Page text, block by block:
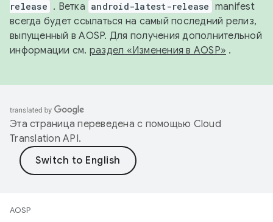
release . Ветка android-latest-release manifest
всегда будет ссылаться на самый последний релиз,
выпущенный в AOSP. Для получения дополнительной
информации см. раздел «Изменения в AOSP» .
Эта страница переведена с помощью Cloud
Translation API.
AOSP